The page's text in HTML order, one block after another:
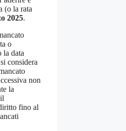
(o la rata
2025.
o
la data
considera
non
la
fino al